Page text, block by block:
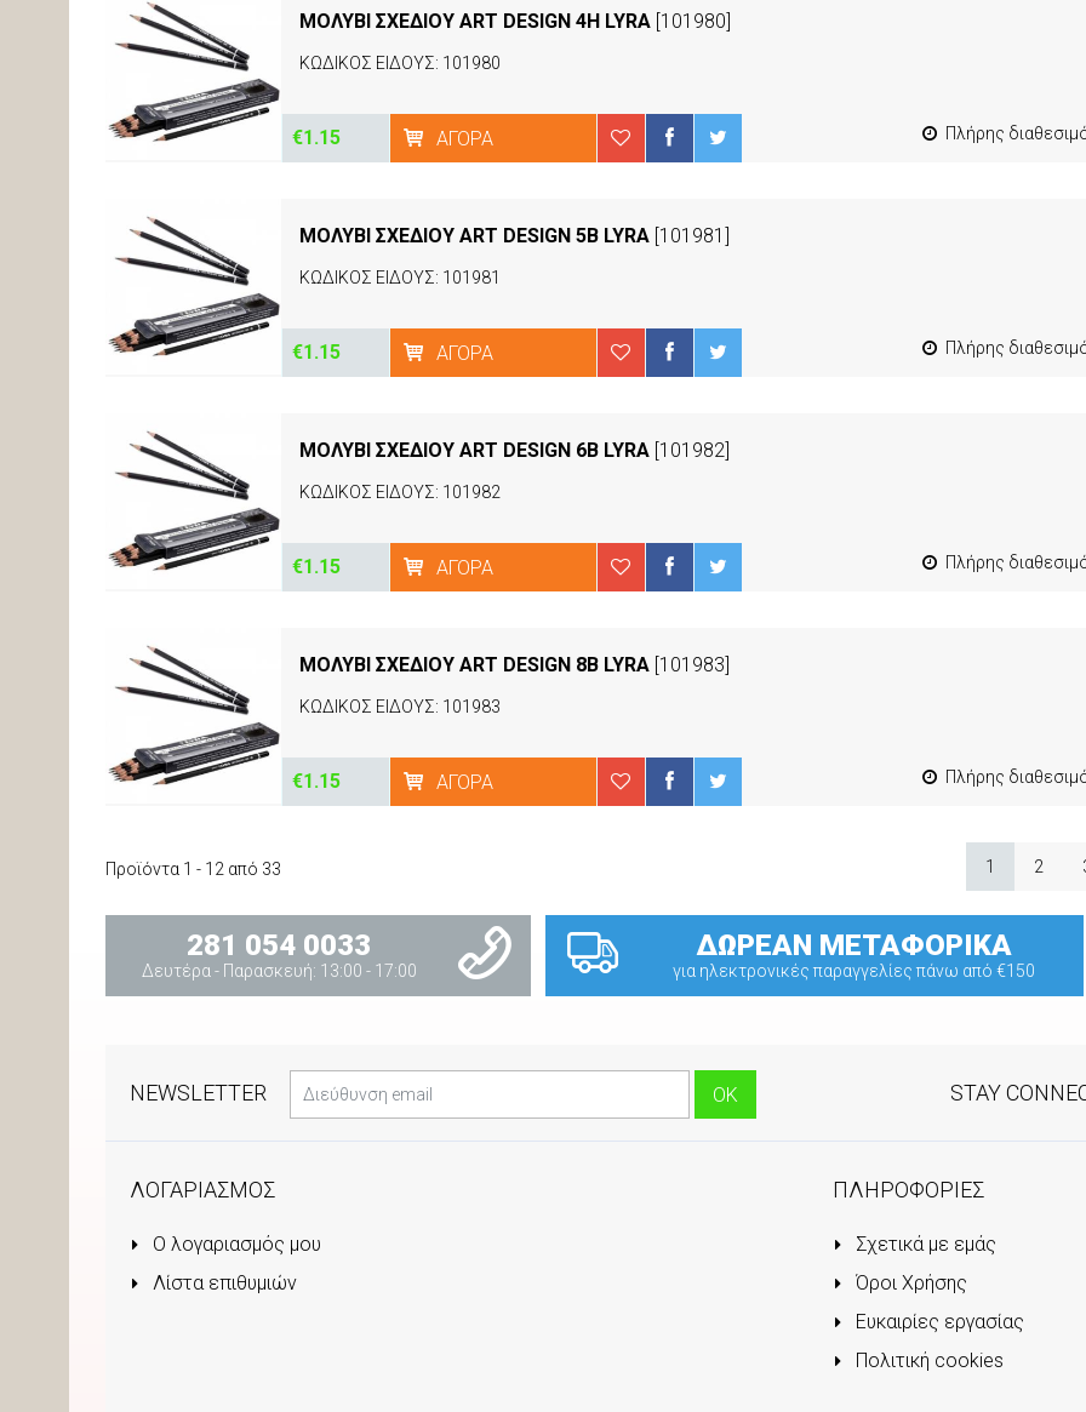
ΜΟΛΥΒΙ ΣΧΕΔΙΟΥ ART DESIGN 4H LYRA[101980]
ΚΩΔΙΚΟΣ ΕΙΔΟΥΣ: 101980
€1.15 ΑΓΟΡΆ Πλήρης
ΜΟΛΥΒΙ ΣΧΕΔΙΟΥ ART DESIGN 5B LYRA[101981]
ΚΩΔΙΚΟΣ ΕΙΔΟΥΣ: 101981
€1.15 ΑΓΟΡΆ Πλήρης
ΜΟΛΥΒΙ ΣΧΕΔΙΟΥ ART DESIGN 6B LYRA[101982]
ΚΩΔΙΚΟΣ ΕΙΔΟΥΣ: 101982
€1.15 ΑΓΟΡΆ Πλήρης
ΜΟΛΥΒΙ ΣΧΕΔΙΟΥ ART DESIGN 8B LYRA[101983]
ΚΩΔΙΚΟΣ ΕΙΔΟΥΣ: 101983
€1.15 ΑΓΟΡΆ Πλήρης
Προϊόντα 1 - 12 από 33 1 2
281 054 0033
Δευτέρα - Παρασκευή: 13:00 - 17:00
ΔΩΡΕΑΝ ΜΕΤΑΦΟΡΙΚΑ
για ηλεκτρονικές παραγγελίες πάνω από €150
NEWSLETTER STAY
ΛΟΓΑΡΙΑΣΜΟΣ
Ο λογαριασμός μου
Λίστα επιθυμιών
ΠΛΗΡΟΦΟΡΙΕΣ
Σχετικά με εμάς
Όροι Χρήσης
Ευκαιρίες εργασίας
Πολιτική cookies